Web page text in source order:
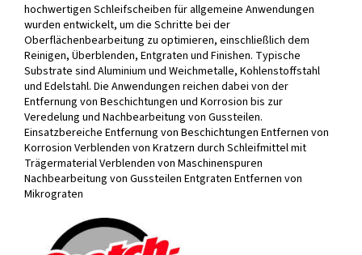
hochwertigen Schleifscheiben für allgemeine Anwendungen
wurden entwickelt, um die Schritte bei der
Oberflächenbearbeitung zu optimieren, einschließlich dem
Reinigen, Überblenden, Entgraten und Finishen. Typische
Substrate sind Aluminium und Weichmetalle, Kohlenstoffstahl
und Edelstahl. Die Anwendungen reichen dabei von der
Entfernung von Beschichtungen und Korrosion bis zur
Veredelung und Nachbearbeitung von Gussteilen.
Einsatzbereiche Entfernung von Beschichtungen Entfernen von
Korrosion Verblenden von Kratzern durch Schleifmittel mit
Trägermaterial Verblenden von Maschinenspuren
Nachbearbeitung von Gussteilen Entgraten Entfernen von
Mikrograten